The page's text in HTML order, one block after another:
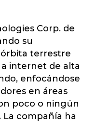
Corp. de
su
terrestre
a internet de alta
enfocándose
en áreas
poco o ningún
compañía ha